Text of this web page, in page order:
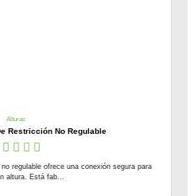
Alturas
Restricción No Regulable
regulable ofrece una conexión segura para
altura. Está fab...